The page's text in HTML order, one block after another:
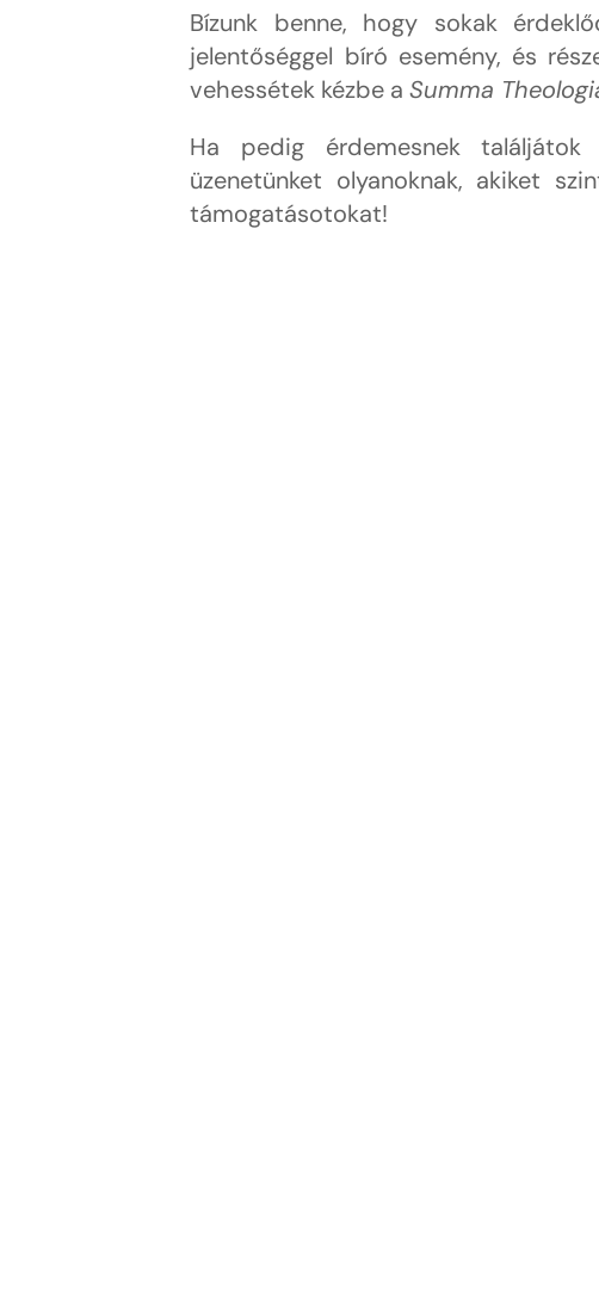
Bízunk benne, hogy sokak
jelentőséggel bíró esemény, és
vehessétek kézbe aSumma
Ha pedig érdemesnek
üzenetünket olyanoknak, akiket
támogatásotokat!